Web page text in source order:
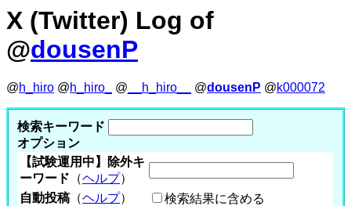
X (Twitter) Log of
@dousenP
@h_hiro @h_hiro_ @ __h_hiro__ @dousenP @k000072
検索キーワード
オプション
【試験運用中】除外キ
ーワード （ヘルプ）
自動投稿 （ヘルプ） 検索結果に含める